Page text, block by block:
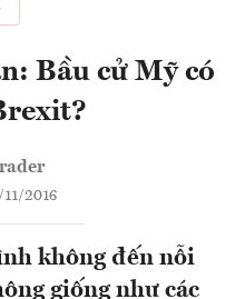
Bầu cử Mỹ có
2016
không đến nỗi
giống như các